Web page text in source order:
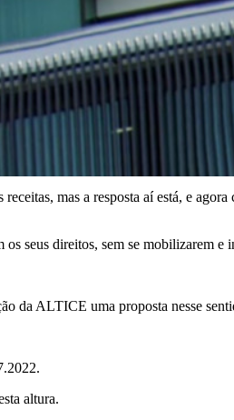
mas a resposta aí está, e
os seus direitos, sem se mobilizarem e
da ALTICE uma proposta nesse
altura.